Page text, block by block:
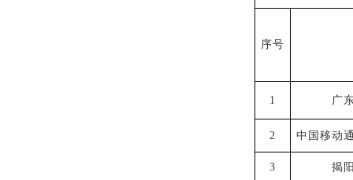
序号
1 广
2 中国移动
3 揭